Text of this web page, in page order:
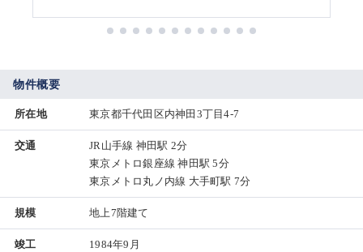
物件概要
所在地 東京都千代田区内神田3丁目4-7
交通
JR山手線 神田駅 2分
東京メトロ銀座線 神田駅 5分
東京メトロ丸ノ内線 大手町駅 7分
規模 地上7階建て
竣工 1984年9月